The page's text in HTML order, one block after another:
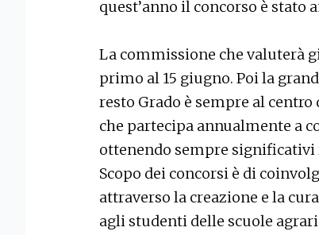
quest’anno il concorso è stato
La commissione che valuterà
primo al 15 giugno. Poi la
resto Grado è sempre al
che partecipa annualmente a
ottenendo sempre
Scopo dei concorsi è di
attraverso la creazione e la
agli studenti delle scuole